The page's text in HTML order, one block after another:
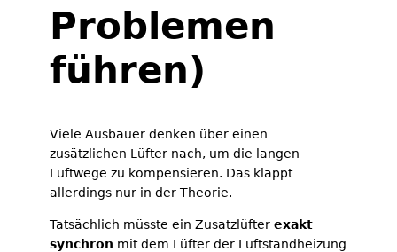
Problemen
führen)
Viele Ausbauer denken über einen
zusätzlichen Lüfter nach, um die langen
Luftwege zu kompensieren. Das klappt
allerdings nur in der Theorie.
Tatsächlich müsste ein Zusatzlüfter exakt
synchron mit dem Lüfter der Luftstandheizung